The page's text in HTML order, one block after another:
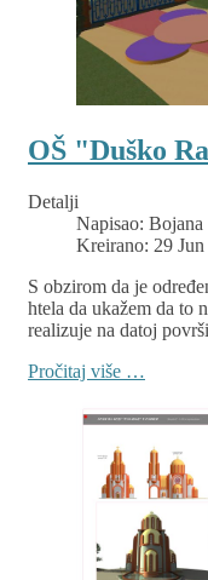
OŠ "Duško
Detalji
Napisao: Bojana
Kreirano: 29 Jun
S obzirom da je
htela da ukažem da to
realizuje na datoj
Pročitaj više …